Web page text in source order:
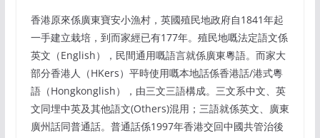
香港原來係廣東寶安小漁村，英國殖民地政府自1841年起
一手建立栽培，到而家經已有177年。殖民地嘅法定語文係
英文（English），民間通用嘅語言就係廣東粵語。而家大
部分香港人（HKers）平時使用嘅本地話係香港話/港式粵
語（Hongkonglish），由三文三語構成。三文系中文、英
文同埋中英及其他語文(Others)混用；三語就係英文、廣東
廣州話同普通話。普通話係1997年香港交回中國共管治後